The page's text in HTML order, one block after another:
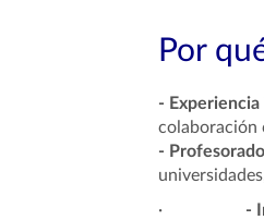
Por
-
colaboración
-
·
-